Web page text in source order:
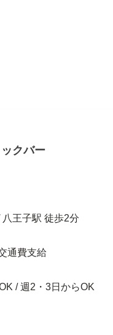
クバー
王子駅 徒歩2分
通費支給
/ 週2・3日からOK